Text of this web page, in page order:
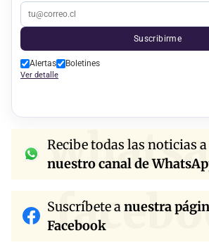
Suscribirme
Alertas Boletines
Ver detalle
Recibe todas las noticias
nuestro canal de
Suscríbete anuestra
Facebook